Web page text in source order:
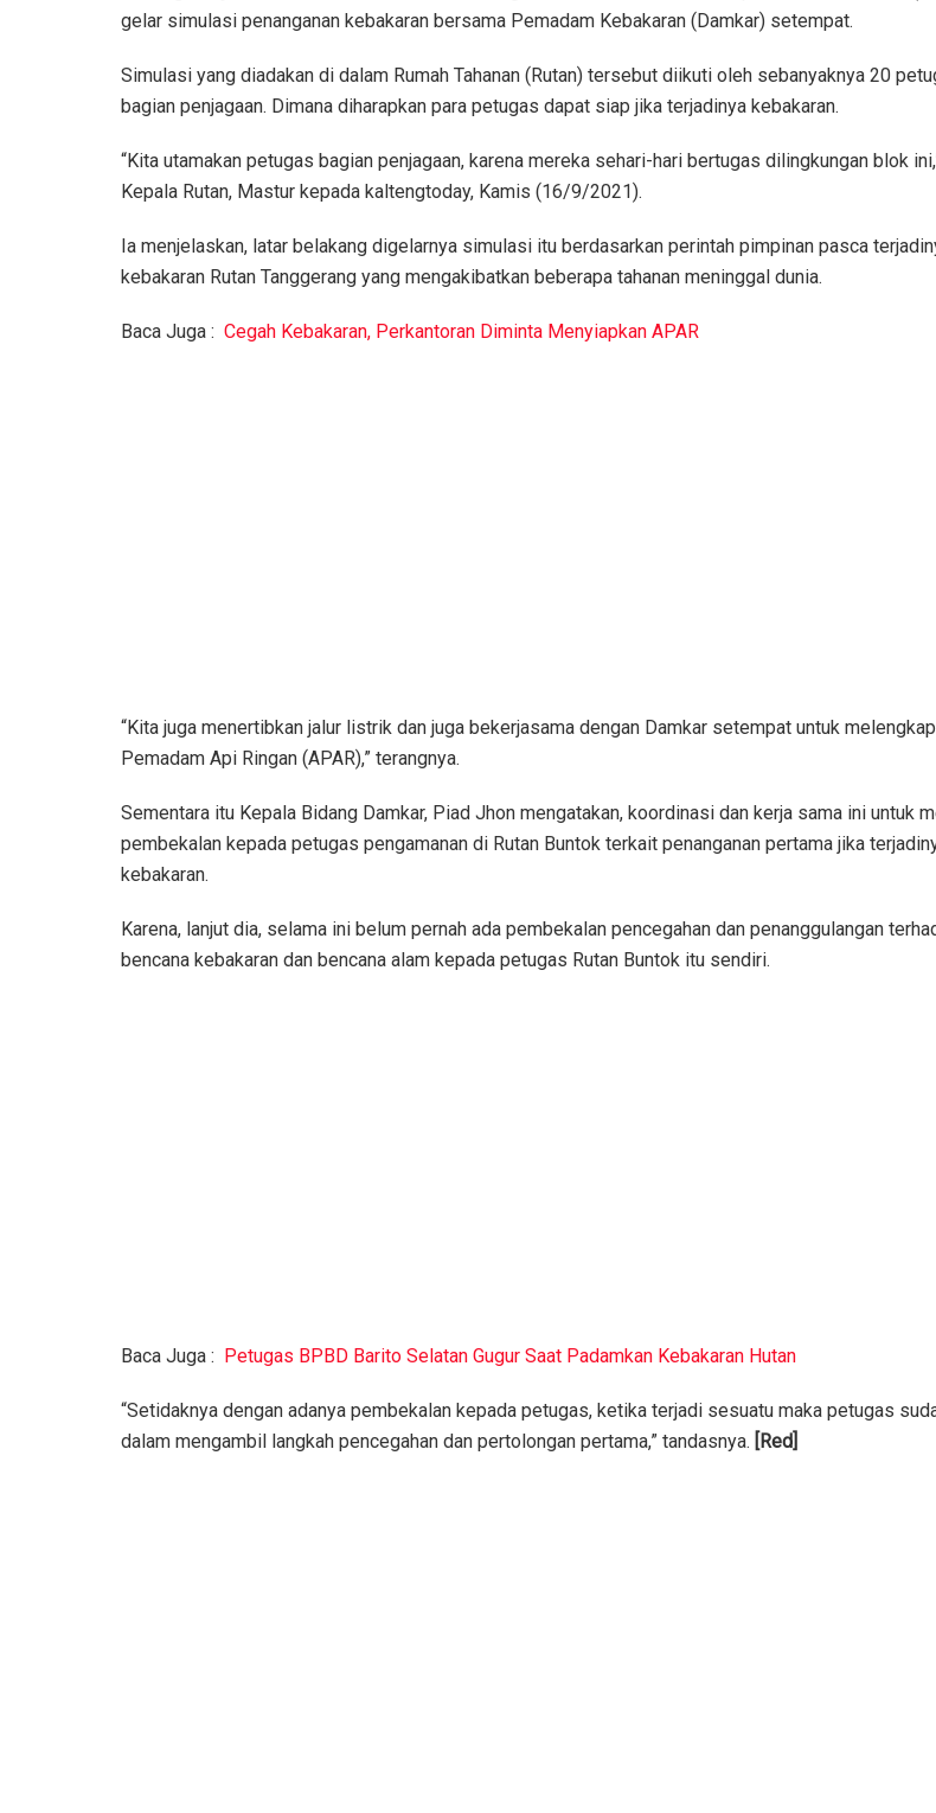
gelar simulasi penanganan kebakaran bersama Pemadam Kebakaran (Damkar) setempat.
Simulasi yang diadakan di dalam Rumah Tahanan (Rutan) tersebut diikuti oleh sebanyaknya 20
bagian penjagaan. Dimana diharapkan para petugas dapat siap jika terjadinya kebakaran.
“Kita utamakan petugas bagian penjagaan, karena mereka sehari-hari bertugas dilingkungan blok
Kepala Rutan, Mastur kepada kaltengtoday, Kamis (16/9/2021).
Ia menjelaskan, latar belakang digelarnya simulasi itu berdasarkan perintah pimpinan pasca
kebakaran Rutan Tanggerang yang mengakibatkan beberapa tahanan meninggal dunia.
Baca Juga : Cegah Kebakaran, Perkantoran Diminta Menyiapkan APAR
“Kita juga menertibkan jalur listrik dan juga bekerjasama dengan Damkar setempat untuk
Pemadam Api Ringan (APAR),” terangnya.
Sementara itu Kepala Bidang Damkar, Piad Jhon mengatakan, koordinasi dan kerja sama ini untuk
pembekalan kepada petugas pengamanan di Rutan Buntok terkait penanganan pertama jika
kebakaran.
Karena, lanjut dia, selama ini belum pernah ada pembekalan pencegahan dan penanggulangan
bencana kebakaran dan bencana alam kepada petugas Rutan Buntok itu sendiri.
Baca Juga : Petugas BPBD Barito Selatan Gugur Saat Padamkan Kebakaran Hutan
“Setidaknya dengan adanya pembekalan kepada petugas, ketika terjadi sesuatu maka petugas
dalam mengambil langkah pencegahan dan pertolongan pertama,” tandasnya. [Red]